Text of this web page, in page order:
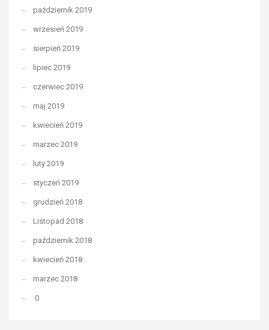
październik 2019
wrzesień 2019
sierpień 2019
lipiec 2019
czerwiec 2019
maj 2019
kwiecień 2019
marzec 2019
luty 2019
styczeń 2019
grudzień 2018
Listopad 2018
październik 2018
kwiecień 2018
marzec 2018
0